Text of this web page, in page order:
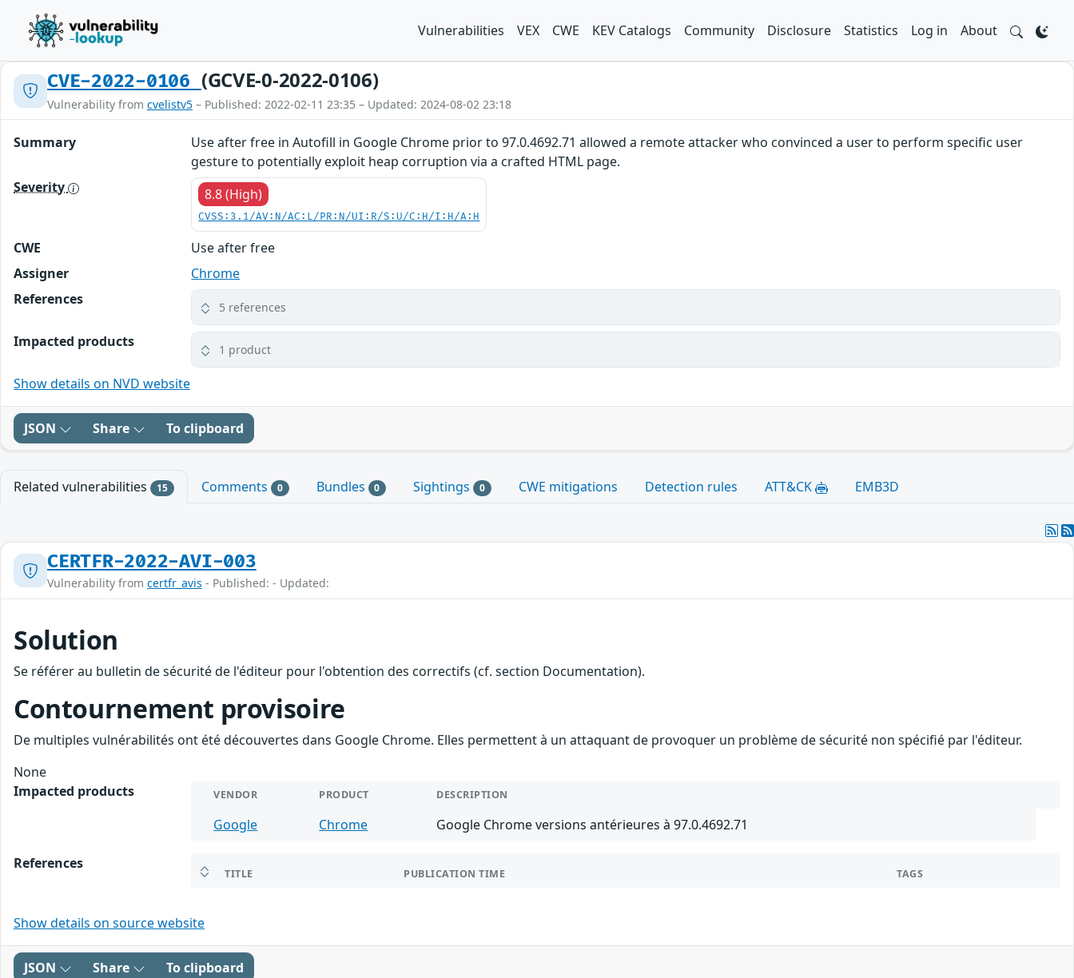
Vulnerabilities VEX CWE KEV Catalogs Community Disclosure Statistics Log in About
CVE-2022-0106 (GCVE-0-2022-0106)
Vulnerability from cvelistv5 – Published: 2022-02-11 23:35 – Updated: 2024-08-02 23:18
Summary
Use after free in Autofill in Google Chrome prior to 97.0.4692.71 allowed a remote attacker who convinced a user to perform specific user
gesture to potentially exploit heap corruption via a crafted HTML page.
Severity
8.8 (High)
CVSS:3.1/AV:N/AC:L/PR:N/UI:R/S:U/C:H/I:H/A:H
CWE
Use after free
Assigner
Chrome
References
5 references
Impacted products 1 product
Show details on NVD website
JSON Share To clipboard
Related vulnerabilities 15 Comments 0 Bundles 0 Sightings 0 CWE mitigations Detection rules ATT&CK EMB3D
CERTFR-2022-AVI-003
Vulnerability from certfr_avis - Published: - Updated:
Solution
Se référer au bulletin de sécurité de l'éditeur pour l'obtention des correctifs (cf. section Documentation).
Contournement provisoire
De multiples vulnérabilités ont été découvertes dans Google Chrome. Elles permettent à un attaquant de provoquer un problème de sécurité non spécifié par l'éditeur.
None
Impacted products
VENDOR PRODUCT DESCRIPTION
Google Chrome Google Chrome versions antérieures à 97.0.4692.71
References
TITLE PUBLICATION TIME TAGS
Show details on source website
JSON Share To clipboard